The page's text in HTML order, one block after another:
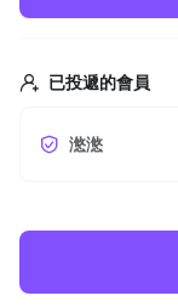
已投遞的會員
滺滺